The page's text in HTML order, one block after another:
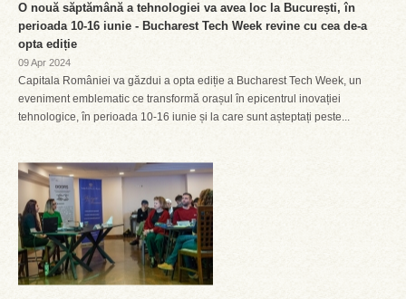
O nouă săptămână a tehnologiei va avea loc la București, în
perioada 10-16 iunie - Bucharest Tech Week revine cu cea de-a
opta ediție
09 Apr 2024
Capitala României va găzdui a opta ediție a Bucharest Tech Week, un
eveniment emblematic ce transformă orașul în epicentrul inovației
tehnologice, în perioada 10-16 iunie și la care sunt așteptați peste...